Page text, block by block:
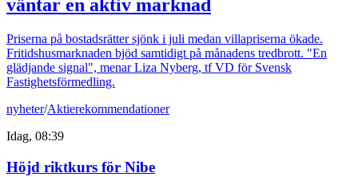
väntar en aktiv marknad
Priserna på bostadsrätter sjönk i juli medan villapriserna ökade.
Fritidshusmarknaden bjöd samtidigt på månadens tredbrott. "En
glädjande signal", menar Liza Nyberg, tf VD för Svensk
Fastighetsförmedling.
nyheter/Aktierekommendationer
Idag, 08:39
Höjd riktkurs för Nibe